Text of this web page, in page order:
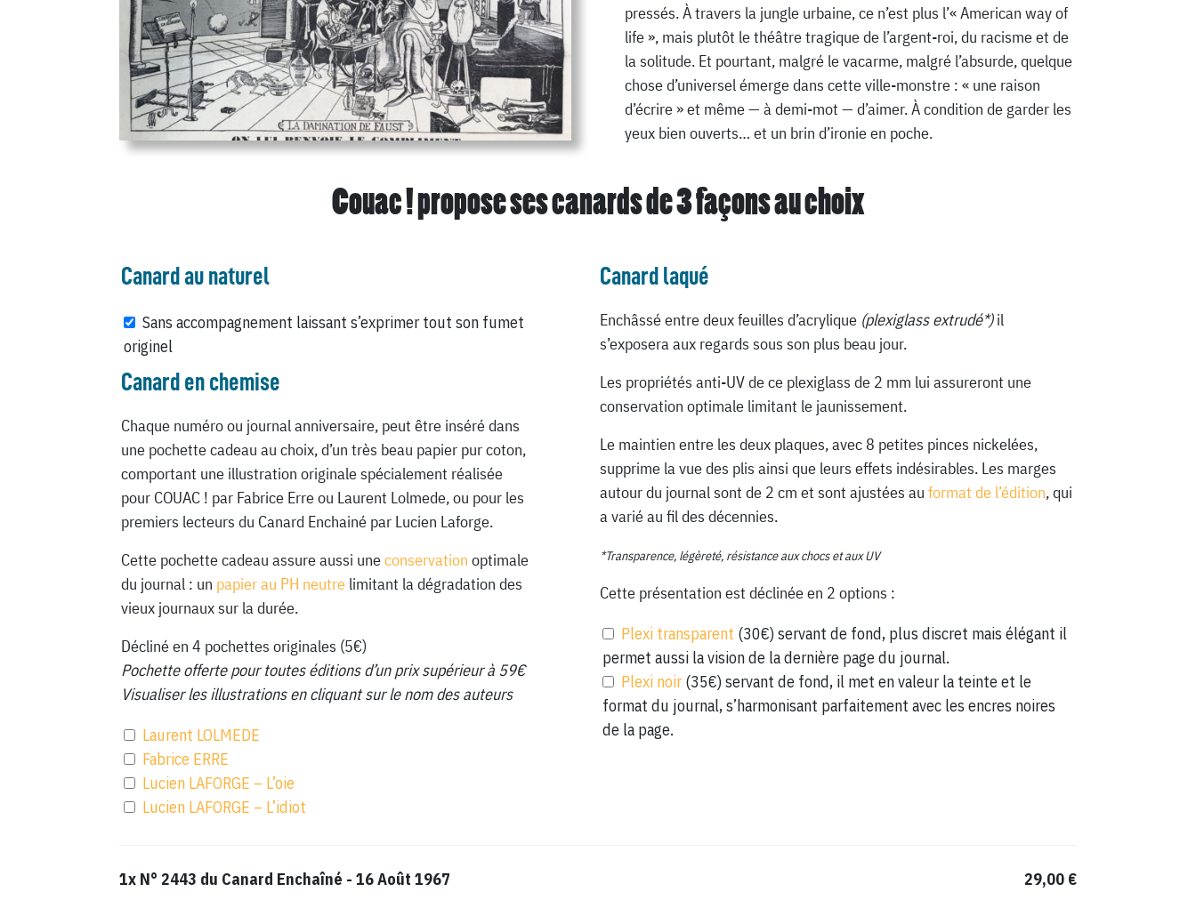
pressés. À travers la jungle urbaine, ce n’est plus l’« American way of
life », mais plutôt le théâtre tragique de l’argent-roi, du racisme et de
la solitude. Et pourtant, malgré le vacarme, malgré l’absurde, quelque
chose d’universel émerge dans cette ville-monstre : « une raison
d’écrire » et même — à demi-mot — d’aimer. À condition de garder les
yeux bien ouverts… et un brin d’ironie en poche.
Couac ! propose ses canards de3 façons au choix
Canard au naturel
Sans accompagnement laissant s’exprimer tout son fumet
originel
Canard en chemise
Chaque numéro ou journal anniversaire, peut être inséré dans
une pochette cadeau au choix, d’un très beau papier pur coton,
comportant une illustration originale spécialement réalisée
pour COUAC ! par Fabrice Erre ou Laurent Lolmede, ou pour les
premiers lecteurs du Canard Enchainé par Lucien Laforge.
Cette pochette cadeau assure aussi uneconservation optimale
du journal : un papier au PH neutre limitant la dégradation des
vieux journaux sur la durée.
Décliné en 4 pochettes originales (5€)
Pochette offerte pour toutes éditions d’un prix supérieur à 59€
Visualiser les illustrations en cliquant sur le nom des auteurs
Laurent LOLMEDE
Fabrice ERRE
Lucien LAFORGE – L’oie
Lucien LAFORGE – L’idiot
Canard laqué
Enchâssé entre deux feuilles d’acrylique (plexiglass extrudé*)il
s’exposera aux regards sous son plus beau jour.
Les propriétés anti-UV de ce plexiglass de 2 mm lui assureront une
conservation optimale limitant le jaunissement.
Le maintien entre les deux plaques, avec 8 petites pinces nickelées,
supprime la vue des plis ainsi que leurs effets indésirables. Les marges
autour du journal sont de 2 cm et sont ajustées au format de l’édition, qui
a varié au fil des décennies.
*Transparence, légèreté, résistance aux chocs et aux UV
Cette présentation est déclinée en 2 options :
Plexi transparent (30€) servant de fond, plus discret mais élégant il
permet aussi la vision de la dernière page du journal.
Plexi noir (35€) servant de fond, il met en valeur la teinte et le
format du journal, s’harmonisant parfaitement avec les encres noires
de la page.
1x N° 2443 du Canard Enchaîné - 16 Août 1967
29,00 €